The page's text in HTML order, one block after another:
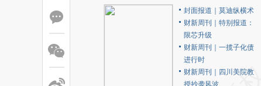
封面报道｜莫迪纵横术
财新周刊｜特别报道：
限芯升级
财新周刊｜一揽子化债
进行时
财新周刊｜四川美院教
授抄袭风波